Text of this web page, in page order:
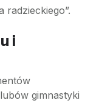
radzieckiego”.
i
gimnastyki